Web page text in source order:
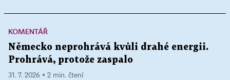
KOMENTÁŘ
Německo neprohrává kvůli drahé energii.
Prohrává, protože zaspalo
31. 7. 2026 ▪ 2 min. čtení